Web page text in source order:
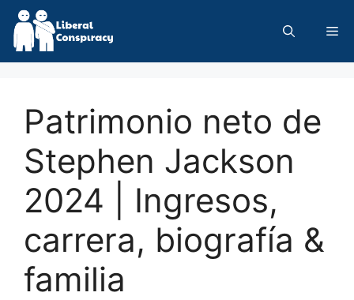
Skip
content
Patrimonio neto de
Stephen Jackson
2024 | Ingresos,
carrera, biografía &
familia